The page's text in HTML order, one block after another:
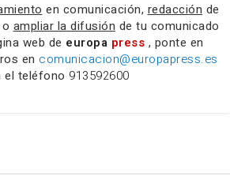
en comunicación, redacción de
ampliar la difusión de tu comunicado
web de europa press , ponte en
en comunicacion@europapress.es
el teléfono 913592600